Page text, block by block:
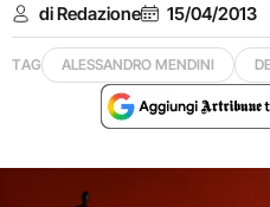
di Redazione 15/04/2013
TAG ALESSANDRO MENDINI